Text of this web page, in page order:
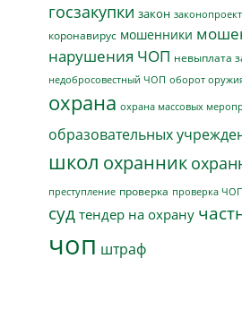
госзакупки закон законопроект
коронавирус мошенники
нарушения ЧОП невыплата
недобросовестный ЧОП оборот
охрана охрана массовых
образовательных
школ охранник
преступление проверка проверка ЧОП
суд тендер на охрану
чоп штраф